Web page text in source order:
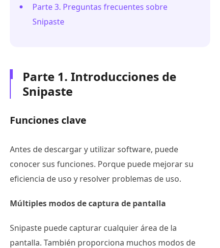
Parte 3. Preguntas frecuentes sobre
Snipaste
Parte 1. Introducciones de
Snipaste
Funciones clave
Antes de descargar y utilizar software, puede
conocer sus funciones. Porque puede mejorar su
eficiencia de uso y resolver problemas de uso.
Múltiples modos de captura de pantalla
Snipaste puede capturar cualquier área de la
pantalla. También proporciona muchos modos de